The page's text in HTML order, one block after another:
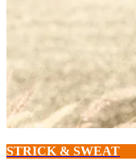
STRICK & SWEAT